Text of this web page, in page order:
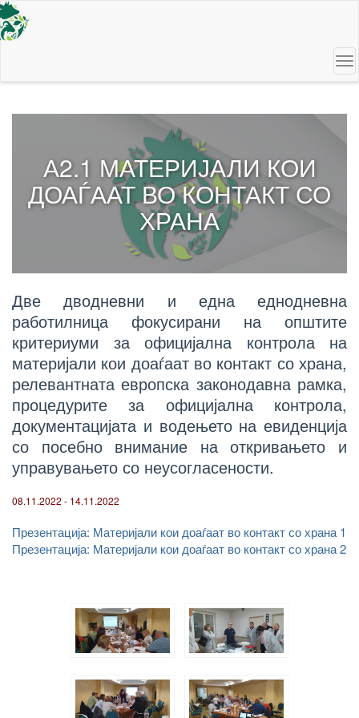
Skip
to
main
А2.1 МАТЕРИЈАЛИ КОИ
ДОАЃААТ ВО КОНТАКТ СО
ХРАНА
Две дводневни и една еднодневна
работилница фокусирани на општите
критериуми за официјална контрола на
материјали кои доаѓаат во контакт со храна,
релевантната европска законодавна рамка,
процедурите за официјална контрола,
документацијата и водењето на евиденција
со посебно внимание на откривањето и
управувањето со неусогласености.
08.11.2022 - 14.11.2022
Презентација: Материјали кои доаѓаат во контакт со храна 1
Презентација: Материјали кои доаѓаат во контакт со храна 2